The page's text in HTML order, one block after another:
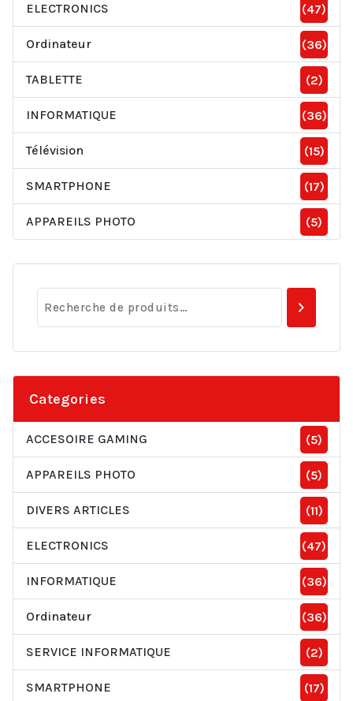
ELECTRONICS (47)
Ordinateur (36)
TABLETTE (2)
INFORMATIQUE (36)
Télévision (15)
SMARTPHONE (17)
APPAREILS PHOTO (5)
Categories
ACCESOIRE GAMING (5)
APPAREILS PHOTO (5)
DIVERS ARTICLES (11)
ELECTRONICS (47)
INFORMATIQUE (36)
Ordinateur (36)
SERVICE INFORMATIQUE (2)
SMARTPHONE (17)